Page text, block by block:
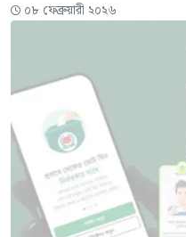
০৮ ফেব্রুয়ারী ২০২৬